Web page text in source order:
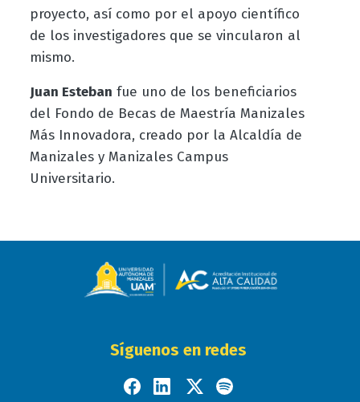
proyecto, así como por el apoyo científico
de los investigadores que se vincularon al
mismo.
Juan Esteban fue uno de los beneficiarios
del Fondo de Becas de Maestría Manizales
Más Innovadora, creado por la Alcaldía de
Manizales y Manizales Campus
Universitario.
Síguenos en redes